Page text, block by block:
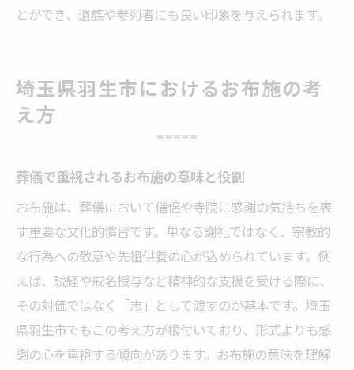
とができ、遺族や参列者にも良い印象を与えられます。
埼玉県羽生市におけるお布施の考
え方
葬儀で重視されるお布施の意味と役割
お布施は、葬儀において僧侶や寺院に感謝の気持ちを表
す重要な文化的慣習です。単なる謝礼ではなく、宗教的
な行為への敬意や先祖供養の心が込められています。例
えば、読経や戒名授与など精神的な支援を受ける際に、
その対価ではなく「志」として渡すのが基本です。埼玉
県羽生市でもこの考え方が根付いており、形式よりも感
謝の心を重視する傾向があります。お布施の意味を理解